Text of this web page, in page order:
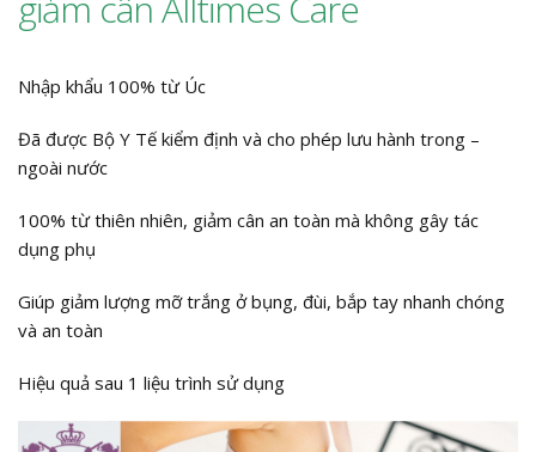
Nhập khẩu 100% từ Úc
Đã được Bộ Y Tế kiểm định và cho phép lưu hành trong –
ngoài nước
100% từ thiên nhiên, giảm cân an toàn mà không gây tác
dụng phụ
Giúp giảm lượng mỡ trắng ở bụng, đùi, bắp tay nhanh chóng
và an toàn
Hiệu quả sau 1 liệu trình sử dụng